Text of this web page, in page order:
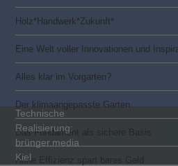
Holz*Handwerk*Zukunft*
Eine Welt voller Innovationen und
Alles klar im Vorgarten?
Der klimaangepasste Garten
Das Fundament als sichere Basis
Hohe Effizienz spart bares Geld
Technische
Realisierung:
brünger.media
Kiel